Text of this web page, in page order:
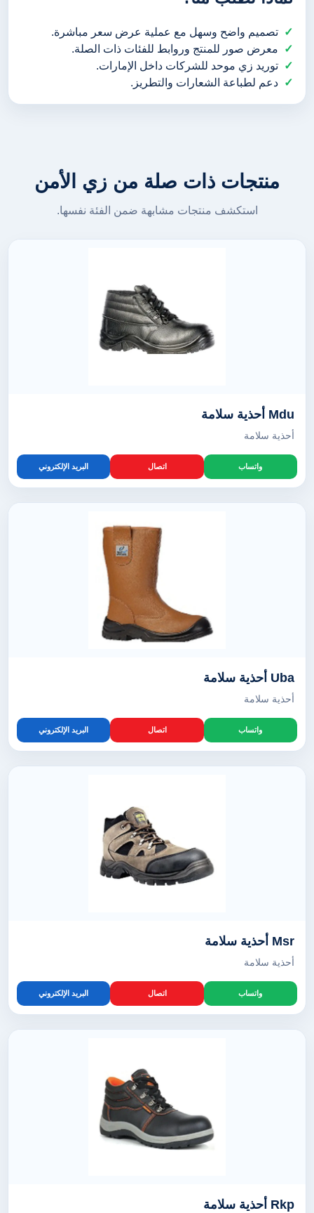
تصميم واضح وسهل مع عملية عرض سعر مباشرة.
معرض صور للمنتج وروابط للفئات ذات الصلة.
توريد زي موحد للشركات داخل الإمارات.
دعم لطباعة الشعارات والتطريز.
منتجات ذات صلة من زي الأمن
استكشف منتجات مشابهة ضمن الفئة نفسها.
Mdu أحذية سلامة
أحذية سلامة
واتساب اتصال البريد الإلكتروني
Uba أحذية سلامة
أحذية سلامة
واتساب اتصال البريد الإلكتروني
Msr أحذية سلامة
أحذية سلامة
واتساب اتصال البريد الإلكتروني
Rkp أحذية سلامة